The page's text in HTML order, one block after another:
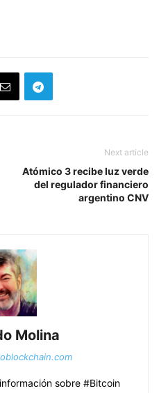
Next article
Atómico 3 recibe luz verde
del regulador financiero
argentino CNV
Molina
sobre #Bitcoin